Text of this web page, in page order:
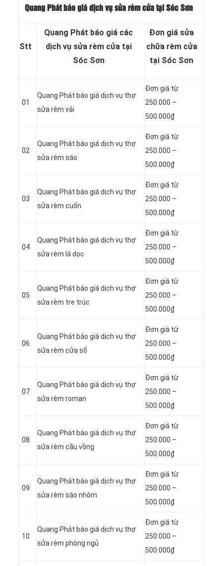
Quang Phát báo giá dịch vụ sửa rèm cửa tại Sóc Sơn
Stt
Quang Phát báo giá các
dịch vụ sửa rèm cửa tại
Sóc Sơn
Đơn giá sửa
chữa rèm cửa
tại Sóc Sơn
01
Quang Phát báo giá dịch vụ thợ
sửa rèm vải
Đơn giá từ
250.000 –
500.000₫
02
Quang Phát báo giá dịch vụ thợ
sửa rèm sáo
Đơn giá từ
250.000 –
500.000₫
03
Quang Phát báo giá dịch vụ thợ
sửa rèm cuốn
Đơn giá từ
250.000 –
500.000₫
04
Quang Phát báo giá dịch vụ thợ
sửa rèm lá dọc
Đơn giá từ
250.000 –
500.000₫
05
Quang Phát báo giá dịch vụ thợ
sửa rèm tre trúc
Đơn giá từ
250.000 –
500.000₫
06
Quang Phát báo giá dịch vụ thợ
sửa rèm cửa sổ
Đơn giá từ
250.000 –
500.000₫
07
Quang Phát báo giá dịch vụ thợ
sửa rèm roman
Đơn giá từ
250.000 –
500.000₫
08
Quang Phát báo giá dịch vụ thợ
sửa rèm cầu vồng
Đơn giá từ
250.000 –
500.000₫
09
Quang Phát báo giá dịch vụ thợ
sửa rèm sáo nhôm
Đơn giá từ
250.000 –
500.000₫
10
Quang Phát báo giá dịch vụ thợ
sửa rèm phòng ngủ
Đơn giá từ
250.000 –
500.000₫